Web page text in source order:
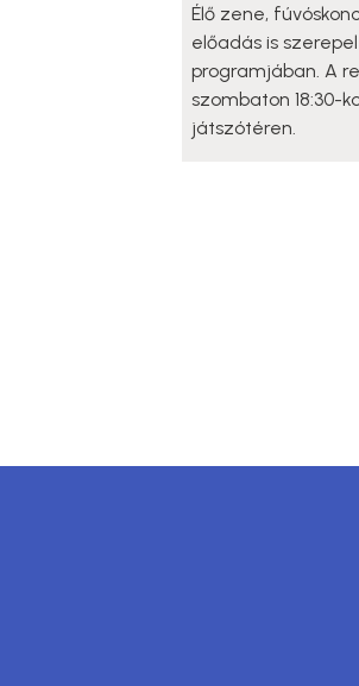
Élő zene,
előadás is
programjában. A
szombaton 18:30-
játszótéren.